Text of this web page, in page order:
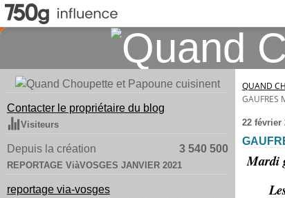
Contacter le propriétaire du blog
Visiteurs
Depuis la création 3 540 500
REPORTAGE ViàVOSGES JANVIER 2021
reportage via-vosges
QUAND
GAUFRES
22 février
Mardi